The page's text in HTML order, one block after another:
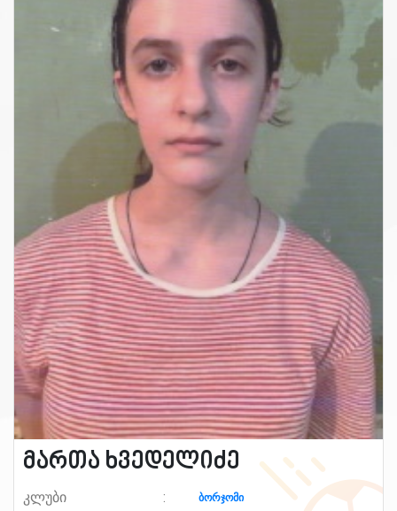
მართა ხვედელიძე
კლუბი ბორჯომი